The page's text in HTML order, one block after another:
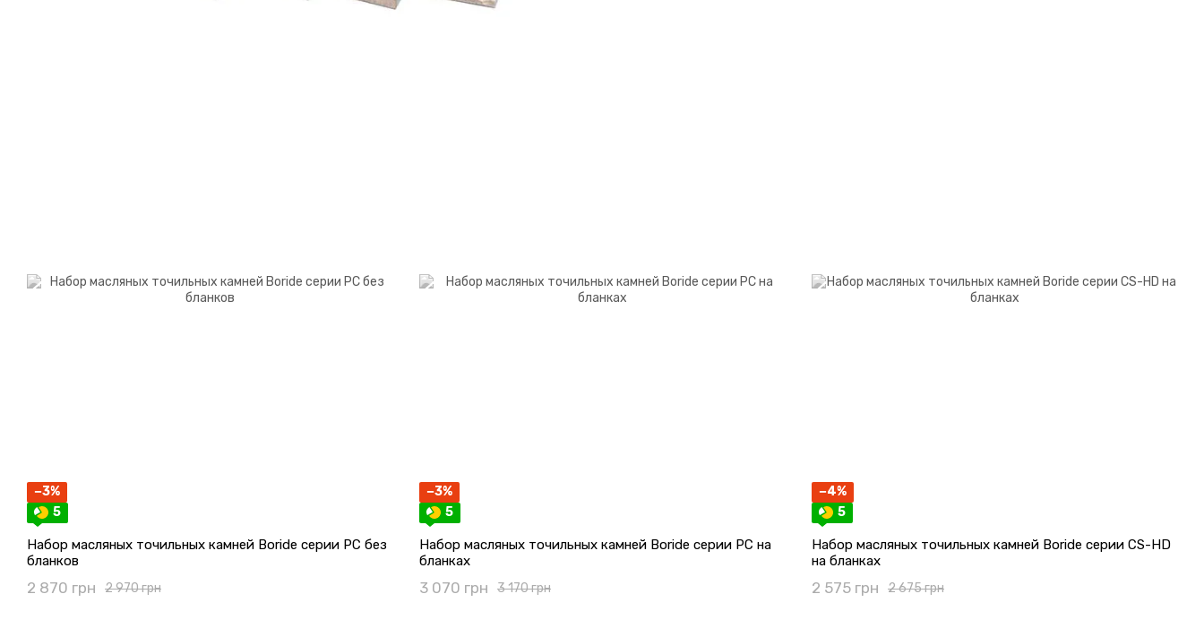
−3%
5
Набор масляных точильных камней Boride серии PC без
бланков
2 970 грн
2 870 грн
−3%
5
Набор масляных точильных камней Boride серии PC на
бланках
3 170 грн
3 070 грн
−4%
5
Набор масляных точильных камней Boride серии CS-HD
на бланках
2 675 грн
2 575 грн